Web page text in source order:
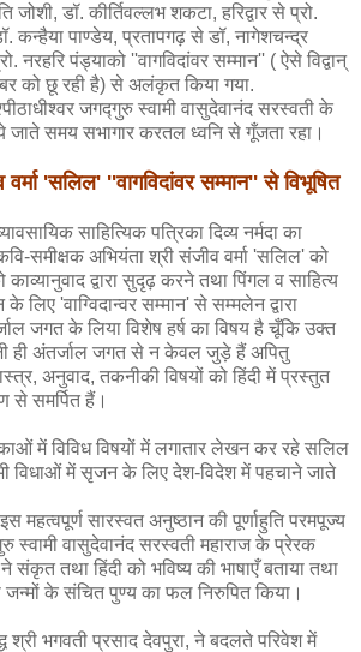
जोशी, डॉ. कीर्तिवल्लभ शकटा, हरिद्वार से प्रो.
कन्हैया पाण्डेय, प्रतापगढ़ से डॉ, नागेशचन्द्र
नरहरि पंड्याको ''वागविदांवर सम्मान'' ( ऐसे विद्वान्
को छू रही है) से अलंकृत किया गया.
जगद्गुरु स्वामी वासुदेवानंद सरस्वती के
समय सभागार करतल ध्वनि से गूँजता रहा।
'सलिल' ''वागविदांवर सम्मान'' से विभूषित
साहित्यिक पत्रिका दिव्य नर्मदा का
समीक्षक अभियंता श्री संजीव वर्मा 'सलिल' को
द्वारा सुदृढ़ करने तथा पिंगल व साहित्य
लिए 'वाग्विदान्वर सम्मान' से सम्मलेन द्वारा
जगत के लिया विशेष हर्ष का विषय है चूँकि उक्त
ही अंतर्जाल जगत से न केवल जुड़े हैं अपितु
अनुवाद, तकनीकी विषयों को हिंदी में प्रस्तुत
से समर्पित हैं।
में विविध विषयों में लगातार लेखन कर रहे सलिल
विधाओं में सृजन के लिए देश-विदेश में पहचाने जाते
महत्वपूर्ण सारस्वत अनुष्ठान की पूर्णाहुति परमपूज्य
स्वामी वासुदेवानंद सरस्वती महाराज के प्रेरक
संकृत तथा हिंदी को भविष्य की भाषाएँ बताया तथा
के संचित पुण्य का फल निरुपित किया।
श्री भगवती प्रसाद देवपुरा, ने बदलते परिवेश में